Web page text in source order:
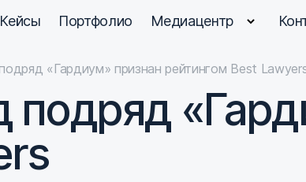
Кейсы Портфолио Медиацентр
«Гардиум» признан рейтингом Best
подряд